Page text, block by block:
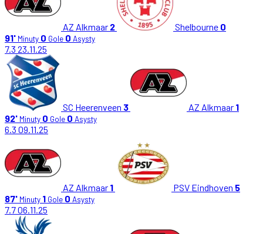
AZ Alkmaar 2 Shelbourne 0
91' Minuty 0 Gole 0 Asysty
7.3 23.11.25
SC Heerenveen 3 AZ Alkmaar 1
92' Minuty 0 Gole 0 Asysty
6.3 09.11.25
AZ Alkmaar 1 PSV Eindhoven 5
87' Minuty 1 Gole 0 Asysty
7.706.11.25